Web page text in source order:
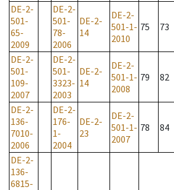
DE-2-
501-
65-
2009
DE-2-
501-
78-
2006
DE-2-
14
DE-2-
501-1-
2010
75 73
DE-2-
501-
109-
2007
DE-2-
501-
3323-
2003
DE-2-
14
DE-2-
501-1-
2008
79 82
DE-2-
136-
7010-
2006
DE-2-
176-
1-
2004
DE-2-
23
DE-2-
501-1-
2007
78 84
DE-2-
136-
6815-